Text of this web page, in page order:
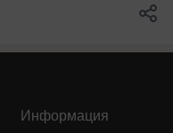
Информация